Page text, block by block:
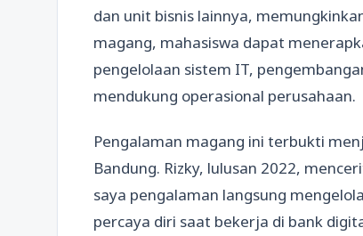
dan unit bisnis lainnya,
magang, mahasiswa dapat
pengelolaan sistem IT,
mendukung operasional perusahaan.
Pengalaman magang ini terbukti
Bandung. Rizky, lulusan 2022,
saya pengalaman langsung
percaya diri saat bekerja di bank